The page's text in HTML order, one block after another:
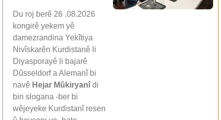
Du roj berê 26 .08.2026
kongirê yekem yê
damezrandina Yekîtiya
Nivîskarên Kurdistanê li
Diyasporayê li bajarê
Dûsseldorf a Alemanî bi
navê Hejar Mûkiryanîdi
bin slogana -ber bi
wêjeyeke Kurdistanî resen